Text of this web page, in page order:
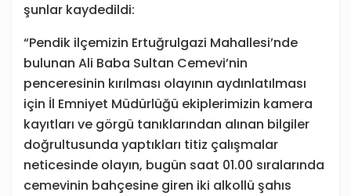
şunlar kaydedildi:
“Pendik ilçemizin Ertuğrulgazi Mahallesi’nde
bulunan Ali Baba Sultan Cemevi’nin
penceresinin kırılması olayının aydınlatılması
için İl Emniyet Müdürlüğü ekiplerimizin kamera
kayıtları ve görgü tanıklarından alınan bilgiler
doğrultusunda yaptıkları titiz çalışmalar
neticesinde olayın, bugün saat 01.00 sıralarında
cemevinin bahçesine giren iki alkollü şahıs